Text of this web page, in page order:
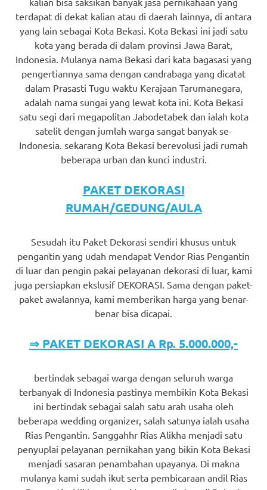
terdapat di dekat kalian atau di daerah lainnya, di antara
yang lain sebagai Kota Bekasi. Kota Bekasi ini jadi satu
kota yang berada di dalam provinsi Jawa Barat,
Indonesia. Mulanya nama Bekasi dari kata bagasasi yang
pengertiannya sama dengan candrabaga yang dicatat
dalam Prasasti Tugu waktu Kerajaan Tarumanegara,
adalah nama sungai yang lewat kota ini. Kota Bekasi
satu segi dari megapolitan Jabodetabek dan ialah kota
satelit dengan jumlah warga sangat banyak se-
Indonesia. sekarang Kota Bekasi berevolusi jadi rumah
beberapa urban dan kunci industri.
PAKET DEKORASI
RUMAH/GEDUNG/AULA
Sesudah itu Paket Dekorasi sendiri khusus untuk
pengantin yang udah mendapat Vendor Rias Pengantin
di luar dan pengin pakai pelayanan dekorasi di luar, kami
juga persiapkan ekslusif DEKORASI. Sama dengan paket-
paket awalannya, kami memberikan harga yang benar-
benar bisa dicapai.
⇒ PAKET DEKORASI A Rp. 5.000.000,-
bertindak sebagai warga dengan seluruh warga
terbanyak di Indonesia pastinya membikin Kota Bekasi
ini bertindak sebagai salah satu arah usaha oleh
beberapa wedding organizer, salah satunya ialah usaha
Rias Pengantin. Sanggahhr Rias Alikha menjadi satu
penyuplai pelayanan pernikahan yang bikin Kota Bekasi
menjadi sasaran penambahan upayanya. Di makna
mulanya kami sudah ikut serta pembicaraan andil Rias